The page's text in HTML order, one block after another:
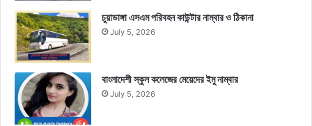
চুয়াডাঙ্গা এসএম পরিবহন কাউন্টার নাম্বার ও ঠিকানা
July 5, 2026
বাংলাদেশী স্কুল কলেজের মেয়েদের ইমু নাম্বার
July 5, 2026